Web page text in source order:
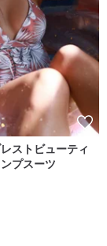
ストビューティ
プスーツ